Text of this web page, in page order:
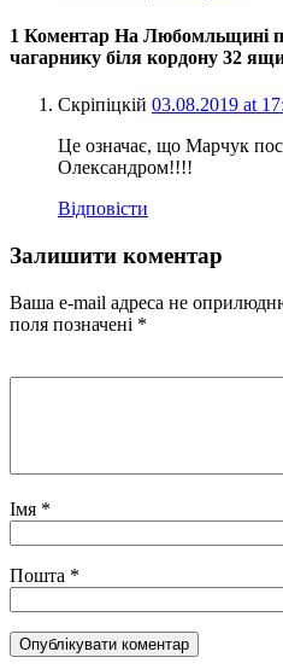
1 Коментар На Любомльщині
чагарнику біля кордону 32
Скріпіцкій 03.08.2019 at
Це означає, що Марчук
Олександром!!!!
Відповісти
Залишити коментар
Ваша e-mail адреса не
поля позначені *
Імя *
Пошта *